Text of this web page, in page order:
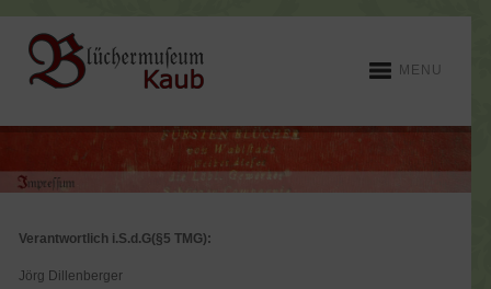
MENU
Verantwortlich i.S.d.G(§5 TMG):
Jörg Dillenberger